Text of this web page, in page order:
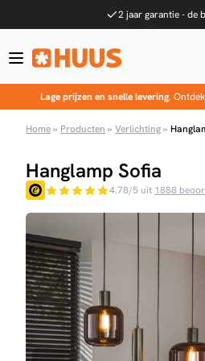
2 jaar garantie - de
Lage prijzen en snelle levering.
Home» Producten » Verlichting»
Hanglamp Sofia
4.78/5 uit 1888